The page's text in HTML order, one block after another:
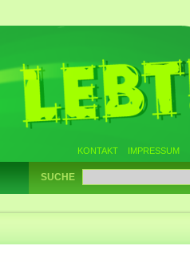
KONTAKT IMPRESSUM
SUCHE